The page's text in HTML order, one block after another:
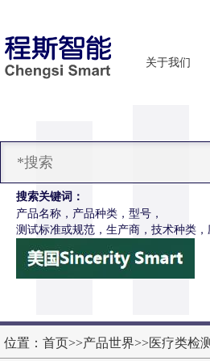
关于我们
搜索关键词：
产品名称，产品种类，型号，
测试标准或规范，生产商，技术种类
电动轮椅车按键开关耐用性测试仪
位置： 首页>>产品世界>>医疗类检